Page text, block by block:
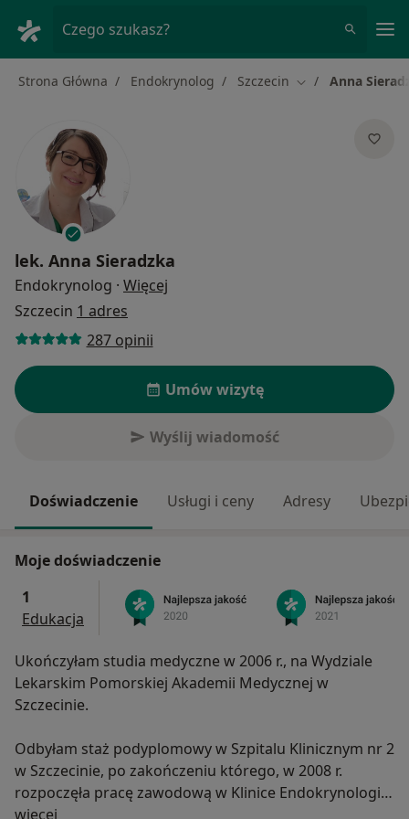
Czego szukasz?
Strona Główna Endokrynolog Szczecin Zmień miasto
Anna
lek. Anna Sieradzka
Endokrynolog · Więcej
Szczecin 1 adres
287 opinii
Umów wizytę
Wyślij wiadomość
Doświadczenie Usługi i ceny Adresy
Moje doświadczenie
1
Edukacja
Ukończyłam studia medyczne w 2006 r., na Wydziale
Lekarskim Pomorskiej Akademii Medycznej w
Szczecinie.
Odbyłam staż podyplomowy w Szpitalu Klinicznym nr 2
w Szczecinie, po zakończeniu którego, w 2008 r.
rozpoczęła pracę zawodową w Klinice Endokrynologii,
Chorób Metabolicznych i Chorób Wewnętrznych PUM
więcej